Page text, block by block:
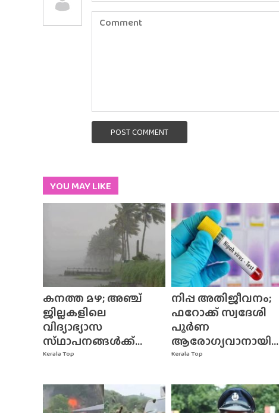
POST COMMENT
YOU MAY LIKE
Kerala Top
കനത്ത മഴ; അഞ്ച്
ജില്ലകളിലെ
വിദ്യാഭ്യാസ
സ്‌ഥാപനങ്ങൾക്ക്‌...
Kerala Top
നിപ്പ അതിജീവനം;
ഫറോക്ക് സ്വദേശി
പൂർണ
ആരോഗ്യവാനായി...